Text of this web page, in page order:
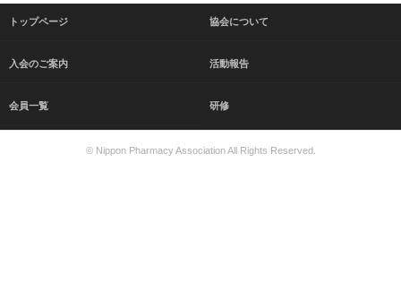
トップページ 協会について
入会のご案内 活動報告
会員一覧 研修
© Nippon Pharmacy Association All Rights Reserved.